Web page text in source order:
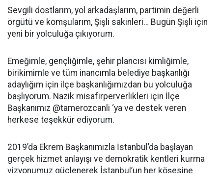
Sevgili dostlarım, yol arkadaşlarım, partimin değerli
örgütü ve komşularım, Şişli sakinleri… Bugün Şişli için
yeni bir yolculuğa çıkıyorum.
Emeğimle, gençliğimle, şehir plancısı kimliğimle,
birikimimle ve tüm inancımla belediye başkanlığı
adaylığım için ilçe başkanlığımızdan bu yolculuğa
başlıyorum. Nazik misafirperverlikleri için İlçe
Başkanımız @tamerozcanli ‘ya ve destek veren
herkese teşekkür ediyorum.
2019’da Ekrem Başkanımızla İstanbul’da başlayan
gerçek hizmet anlayışı ve demokratik kentleri kurma
vizyonumuz güçlenerek İstanbul’un her köşesine